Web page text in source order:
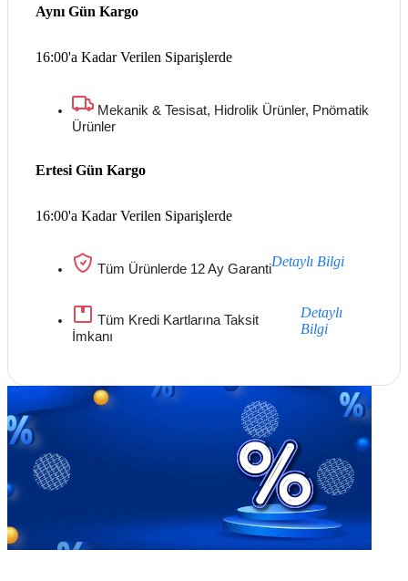
16:00'a Kadar Verilen Siparişlerde
Aynı Gün Kargo
Mekanik & Tesisat, Hidrolik Ürünler, Pnömatik
Ürünler
16:00'a Kadar Verilen Siparişlerde
Ertesi Gün Kargo
Tüm Ürünlerde 12 Ay GarantiDetaylı Bilgi
Tüm Kredi Kartlarına Taksit
İmkanı
Detaylı
Bilgi